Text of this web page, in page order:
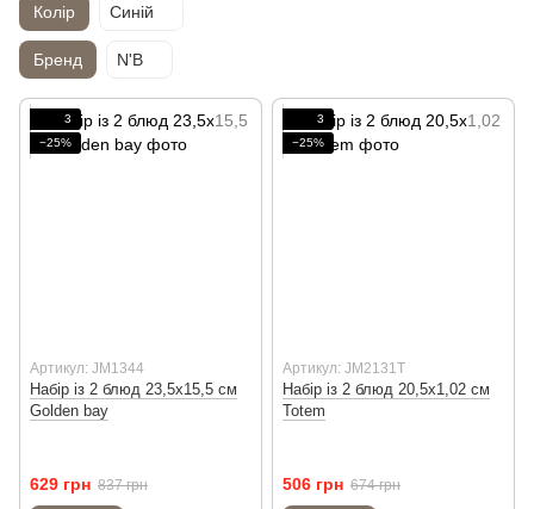
Колір Синій
Бренд N'B
3
−25%
Артикул: JM1344
Набір із 2 блюд 23,5х15,5 см
Golden bay
629 грн 837 грн
3
−25%
Артикул: JM2131T
Набір із 2 блюд 20,5х1,02 см
Totem
506 грн 674 грн